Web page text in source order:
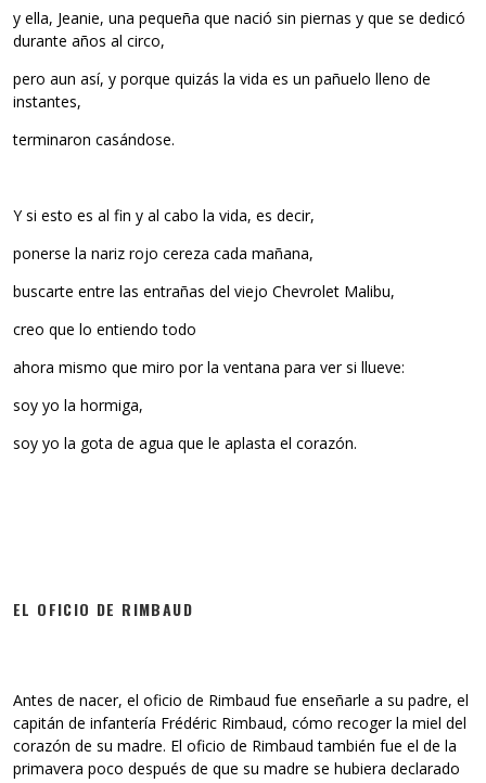
y ella, Jeanie, una pequeña que nació sin piernas y que se dedicó
durante años al circo,
pero aun así, y porque quizás la vida es un pañuelo lleno de
instantes,
terminaron casándose.
Y si esto es al fin y al cabo la vida, es decir,
ponerse la nariz rojo cereza cada mañana,
buscarte entre las entrañas del viejo Chevrolet Malibu,
creo que lo entiendo todo
ahora mismo que miro por la ventana para ver si llueve:
soy yo la hormiga,
soy yo la gota de agua que le aplasta el corazón.
EL OFICIO DE RIMBAUD
Antes de nacer, el oficio de Rimbaud fue enseñarle a su padre, el
capitán de infantería Frédéric Rimbaud, cómo recoger la miel del
corazón de su madre. El oficio de Rimbaud también fue el de la
primavera poco después de que su madre se hubiera declarado